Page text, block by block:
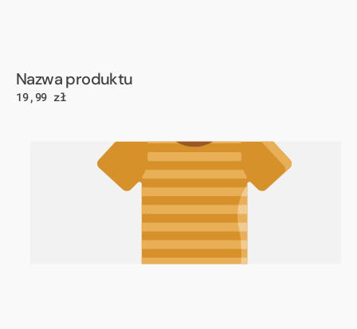
Dostawca:
Nazwa produktu
Cena
19,99 zł